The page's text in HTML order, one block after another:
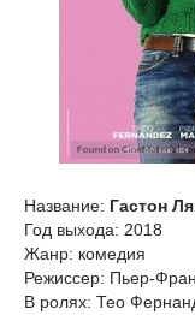
Название: Гастон
Год выхода: 2018
Жанр: комедия
Режиссер: Пьер-
В ролях: Тео